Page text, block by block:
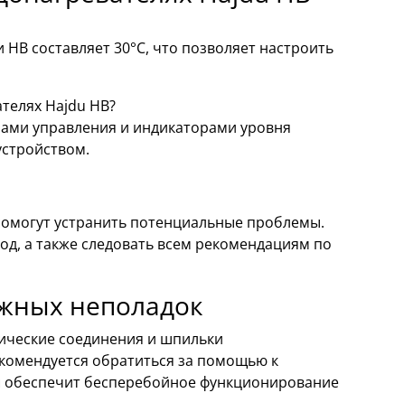
составляет 30°C, что позволяет настроить
Hajdu HB?
управления и индикаторами уровня
устранить потенциальные проблемы.
а также следовать всем рекомендациям по
неполадок
соединения и шпильки
обратиться за помощью к
бесперебойное функционирование